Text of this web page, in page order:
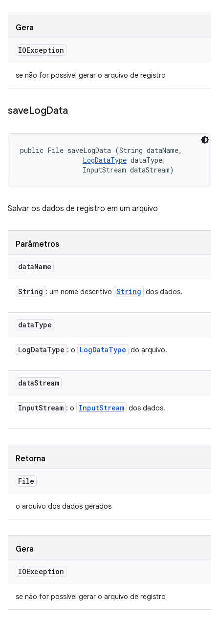
Gera
IOException
se não for possível gerar o arquivo de registro
saveLogData
public File saveLogData (String dataName,
LogDataType dataType,
                InputStream dataStream)
Salvar os dados de registro em um arquivo
Parâmetros
dataName
String : um nome descritivo String dos dados.
dataType
LogDataType : o LogDataType do arquivo.
dataStream
InputStream : o InputStream dos dados.
Retorna
File
o arquivo dos dados gerados
Gera
IOException
se não for possível gerar o arquivo de registro